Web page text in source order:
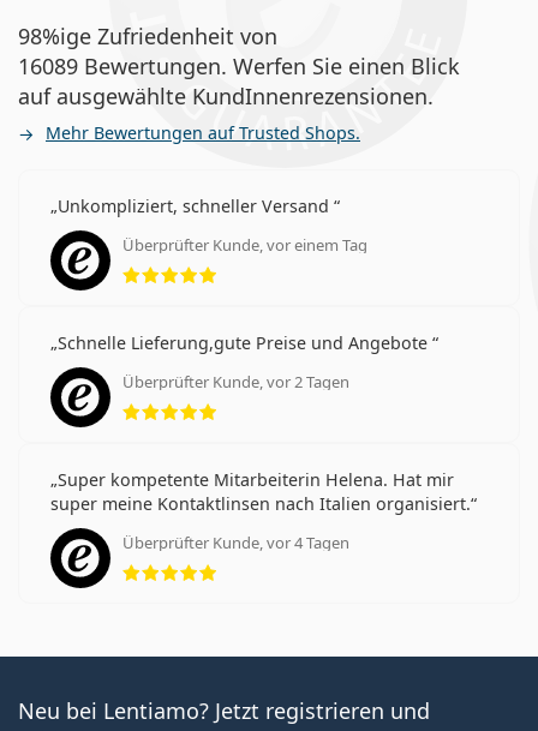
98%ige Zufriedenheit von
16089 Bewertungen. Werfen Sie einen Blick
auf ausgewählte KundInnenrezensionen.
Mehr Bewertungen auf Trusted Shops.
Unkompliziert, schneller Versand
Überprüfter Kunde, vor einem Tag
Bewertung 5 aus 5
Schnelle Lieferung,gute Preise und Angebote
Überprüfter Kunde, vor 2 Tagen
Bewertung 5 aus 5
Super kompetente Mitarbeiterin Helena. Hat mir
super meine Kontaktlinsen nach Italien organisiert.
Überprüfter Kunde, vor 4 Tagen
Bewertung 5 aus 5
Neu bei Lentiamo? Jetzt registrieren und